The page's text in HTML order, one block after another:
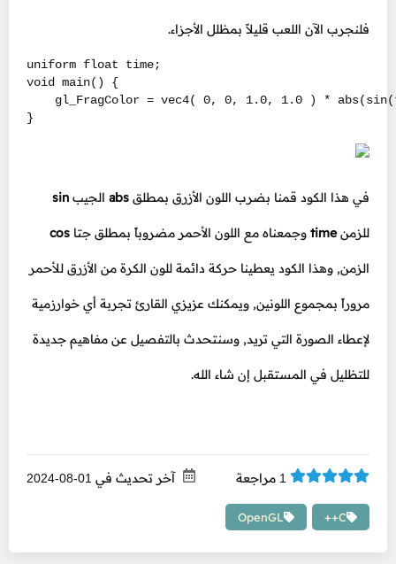
فلنجرب الآن اللعب قليلاً بمظلل الأجزاء.
uniform float time;
void main() {
gl_FragColor = vec4( 0, 0, 1.0, 1.0 ) *
}
في هذا الكود قمنا بضرب اللون الأزرق بمطلق abs الجيب sin
للزمنtime وجمعناه مع اللون الأحمر مضروباً بمطلق جتا cos
الزمن, وهذا الكود يعطينا حركة دائمة للون الكرة من الأزرق للأحمر
مروراً بمجموع اللونين, ويمكنك عزيزي القارئ تجربة أي خوارزمية
لإعطاء الصورة التي تريد, وسنتحدث بالتفصيل عن مفاهيم جديدة
للتظليل في المستقبل إن شاء الله.
1 مراجعة آخر تحديث في 01-08-2024
C++
OpenGL